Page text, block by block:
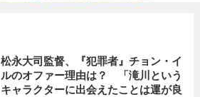
松永大司監督、『犯罪者』チョン・イ
ルのオファー理由は？ 「滝川という
キャラクターに出会えたことは運が良